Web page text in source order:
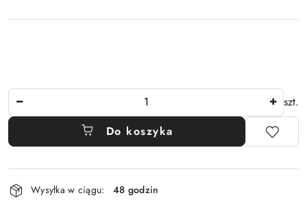
szt.
Do koszyka
Dostępność
i
Wysyłka w ciągu: 48 godzin